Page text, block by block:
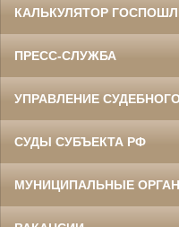
КАЛЬКУЛЯТОР
ПРЕСС-СЛУЖБА
УПРАВЛЕНИЕ
СУДЫ СУБЪЕКТА РФ
МУНИЦИПАЛЬНЫЕ